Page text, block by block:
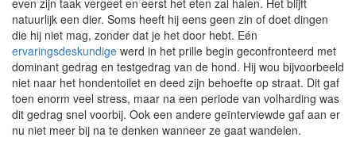
even zijn taak vergeet en eerst het eten zal halen. Het blijft
natuurlijk een dier. Soms heeft hij eens geen zin of doet dingen
die hij niet mag, zonder dat je het door hebt. Eén
ervaringsdeskundige werd in het prille begin geconfronteerd met
dominant gedrag en testgedrag van de hond. Hij wou bijvoorbeeld
niet naar het hondentoilet en deed zijn behoefte op straat. Dit gaf
toen enorm veel stress, maar na een periode van volharding was
dit gedrag snel voorbij. Ook een andere geïnterviewde gaf aan er
nu niet meer bij na te denken wanneer ze gaat wandelen.